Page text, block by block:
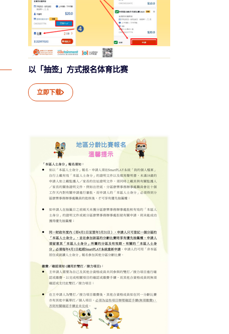
以「抽签」方式报名体育比赛
立即下载